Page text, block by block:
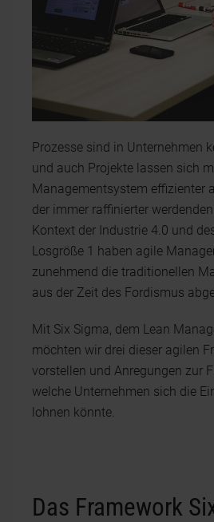
Prozesse sind in Unternehmen
und auch Projekte lassen sich
Managementsystem effizienter
der immer raffinierter
Kontext der Industrie 4.0 und
Losgröße 1 haben agile
zunehmend die traditionellen
aus der Zeit des Fordismus
Mit Six Sigma, dem Lean
möchten wir drei dieser agilen
vorstellen und Anregungen zur
welche Unternehmen sich die
lohnen könnte.
Das Framework